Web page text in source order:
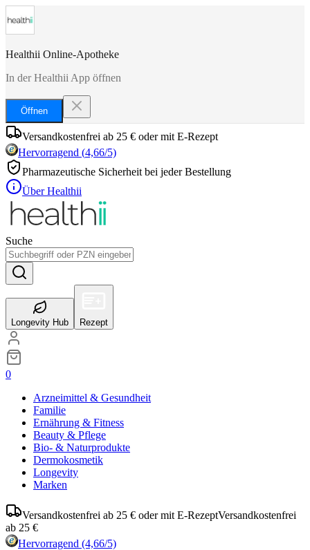
Healthii Online-Apotheke
In der Healthii App öffnen
Öffnen
Versandkostenfrei ab 25 € oder mit E-Rezept
Hervorragend (4,66/5)
Pharmazeutische Sicherheit bei jeder Bestellung
Über Healthii
Suche
Longevity Hub Rezept
0
Arzneimittel & Gesundheit
Familie
Ernährung & Fitness
Beauty & Pflege
Bio- & Naturprodukte
Dermokosmetik
Longevity
Marken
Versandkostenfrei ab 25 € oder mit E-RezeptVersandkostenfrei
ab 25 €
Hervorragend (4,66/5)